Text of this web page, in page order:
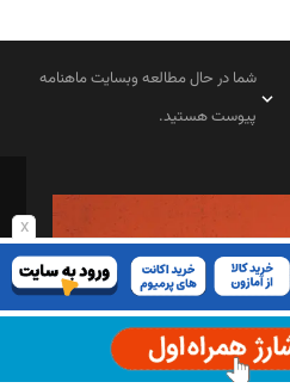
x
شما در حال مطالعه وبسایت ماهنامه
پیوست هستید.